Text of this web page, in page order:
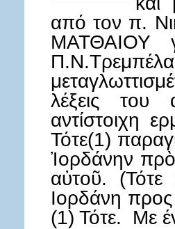
από τον π.
ΜΑΤΘΑΙΟΥ γ
λέξεις του
αντίστοιχη
Τότε(1)
Ἰορδάνην
αὐτοῦ.
Ιορδάνη
(1) Τότε. Με